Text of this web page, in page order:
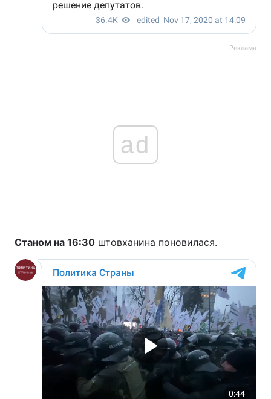
Реклама
ad
Станом на 16:30 штовханина поновилася.